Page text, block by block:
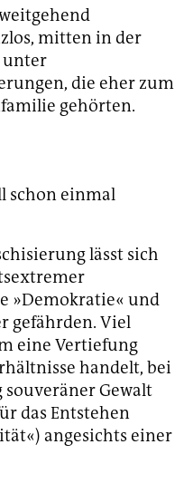
mitten in der
unter
die eher zum
gehörten.
schon einmal
lässt sich
»Demokratie« und
gefährden. Viel
eine Vertiefung
handelt, bei
souveräner Gewalt
das Entstehen
angesichts einer